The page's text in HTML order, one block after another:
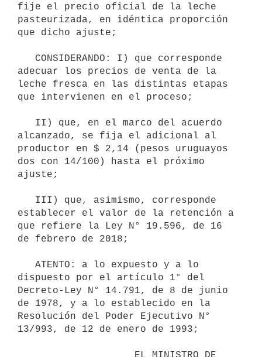
fije el precio oficial de la leche
pasteurizada, en idéntica proporción
que dicho ajuste;
adecuar los precios de venta de la
leche fresca en las distintas etapas
que intervienen en el proceso;
alcanzado, se fija el adicional al
productor en $ 2,14 (pesos uruguayos
dos con 14/100) hasta el próximo
ajuste;
establecer el valor de la retención a
que refiere la Ley N° 19.596, de 16
de febrero de 2018;
dispuesto por el artículo 1° del
Decreto-Ley N° 14.791, de 8 de junio
de 1978, y a lo establecido en la
Resolución del Poder Ejecutivo N°
13/993, de 12 de enero de 1993;